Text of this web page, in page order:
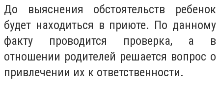
До выяснения обстоятельств ребенок
будет находиться в приюте. По данному
факту проводится проверка, а в
отношении родителей решается вопрос о
привлечении их к ответственности.